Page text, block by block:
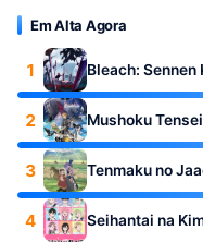
Em Alta Agora
1 Bleach:
2 Mushoku
3 Tenmaku no
4 Seihantai na